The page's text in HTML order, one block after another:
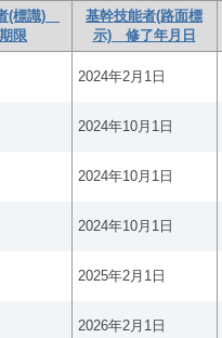
(標識)
限
基幹技能者(路面標
示) 修了年月日
2024年2月1日
2024年10月1日
2024年10月1日
2024年10月1日
2025年2月1日
2026年2月1日